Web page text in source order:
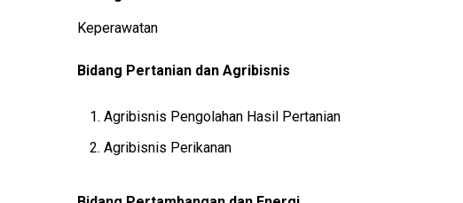
Keperawatan
Bidang Pertanian dan Agribisnis
Agribisnis Pengolahan Hasil Pertanian
Agribisnis Perikanan